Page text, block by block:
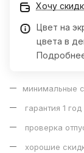
Хочу
Цвет на
цвета в
минимальные
гарантия 1
проверка
хорошие